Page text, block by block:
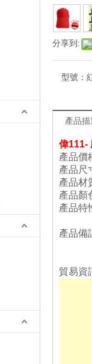
分享到:
型號：
產品描
偉111-
產品價
產品尺
產品材
產品顏
產品特
產品備
貿易資